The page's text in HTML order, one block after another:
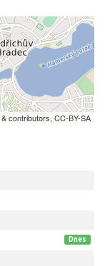
& contributors, CC-BY-SA
Dnes